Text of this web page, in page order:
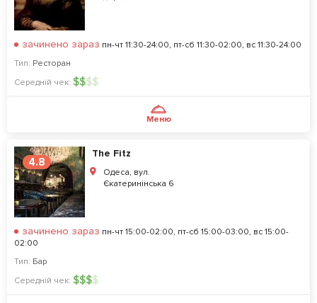
зачинено зараз пн-чт 11:30-24:00, пт-сб 11:30-02:00, вс 11:30-24:00
Тип: Ресторан
Середній чек: $$$$
Меню
4.8
The Fitz
Одеса, вул.
Єкатеринінська 6
зачинено зараз пн-чт 15:00-02:00, пт-сб 15:00-03:00, вс 15:00-
02:00
Тип: Бар
Середній чек: $$$$